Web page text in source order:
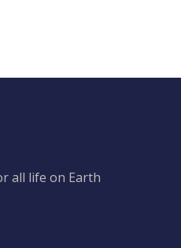
all life on Earth